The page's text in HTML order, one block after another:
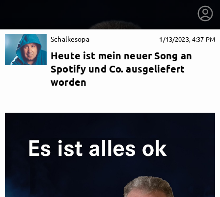
getnext to Schalkesopa
Schalkesopa 1/13/2023, 4:37 PM
Heute ist mein neuer Song an
Spotify und Co. ausgeliefert
worden